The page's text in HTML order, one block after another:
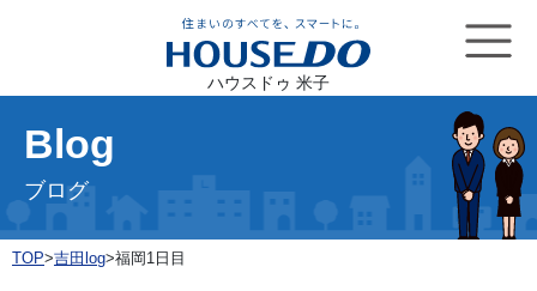
ハウスドゥ 米子
Blog
ブログ
TOP>吉田log>福岡1日目